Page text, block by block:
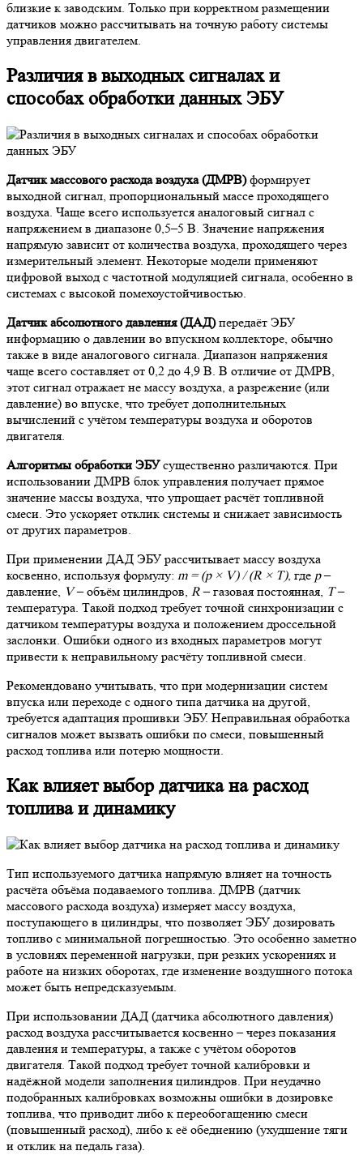
близкие к заводским. Только при корректном размещении
датчиков можно рассчитывать на точную работу системы
управления двигателем.
Различия в выходных сигналах и
способах обработки данных ЭБУ
Датчик массового расхода воздуха (ДМРВ)формирует
выходной сигнал, пропорциональный массе проходящего
воздуха. Чаще всего используется аналоговый сигнал с
напряжением в диапазоне 0,5–5 В. Значение напряжения
напрямую зависит от количества воздуха, проходящего через
измерительный элемент. Некоторые модели применяют
цифровой выход с частотной модуляцией сигнала, особенно в
системах с высокой помехоустойчивостью.
Датчик абсолютного давления (ДАД)передаёт ЭБУ
информацию о давлении во впускном коллекторе, обычно
также в виде аналогового сигнала. Диапазон напряжения
чаще всего составляет от 0,2 до 4,9 В. В отличие от ДМРВ,
этот сигнал отражает не массу воздуха, а разрежение (или
давление) во впуске, что требует дополнительных
вычислений с учётом температуры воздуха и оборотов
двигателя.
Алгоритмы обработки ЭБУсущественно различаются. При
использовании ДМРВ блок управления получает прямое
значение массы воздуха, что упрощает расчёт топливной
смеси. Это ускоряет отклик системы и снижает зависимость
от других параметров.
При применении ДАД ЭБУ рассчитывает массу воздуха
косвенно, используя формулу: m = (p × V) / (R × T), где p–
давление, V– объём цилиндров, R– газовая постоянная, T–
температура. Такой подход требует точной синхронизации с
датчиком температуры воздуха и положением дроссельной
заслонки. Ошибки одного из входных параметров могут
привести к неправильному расчёту топливной смеси.
Рекомендовано учитывать, что при модернизации систем
впуска или переходе с одного типа датчика на другой,
требуется адаптация прошивки ЭБУ. Неправильная обработка
сигналов может вызвать ошибки по смеси, повышенный
расход топлива или потерю мощности.
Как влияет выбор датчика на расход
топлива и динамику
Тип используемого датчика напрямую влияет на точность
расчёта объёма подаваемого топлива. ДМРВ (датчик
массового расхода воздуха) измеряет массу воздуха,
поступающего в цилиндры, что позволяет ЭБУ дозировать
топливо с минимальной погрешностью. Это особенно заметно
в условиях переменной нагрузки, при резких ускорениях и
работе на низких оборотах, где изменение воздушного потока
может быть непредсказуемым.
При использовании ДАД (датчика абсолютного давления)
расход воздуха рассчитывается косвенно – через показания
давления и температуры, а также с учётом оборотов
двигателя. Такой подход требует точной калибровки и
надёжной модели заполнения цилиндров. При неудачно
подобранных калибровках возможны ошибки в дозировке
топлива, что приводит либо к переобогащению смеси
(повышенный расход), либо к её обеднению (ухудшение тяги
и отклик на педаль газа).